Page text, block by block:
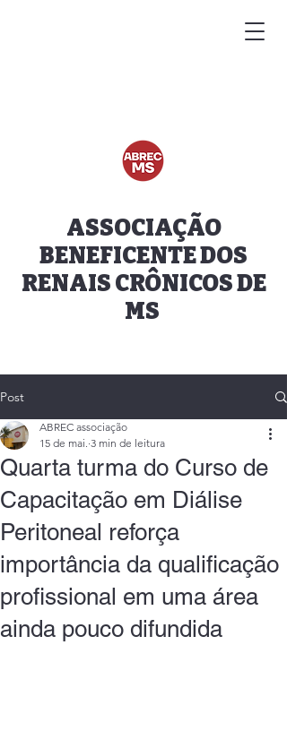
ASSOCIAÇÃO
BENEFICENTE DOS
RENAIS CRÔNICOS DE
MS
Post
Quarta turma do Curso de
Capacitação em Diálise
Peritoneal reforça
importância da qualificação
profissional em uma área
ainda pouco difundida
ABREC associação
15 de mai. 3 min de leitura